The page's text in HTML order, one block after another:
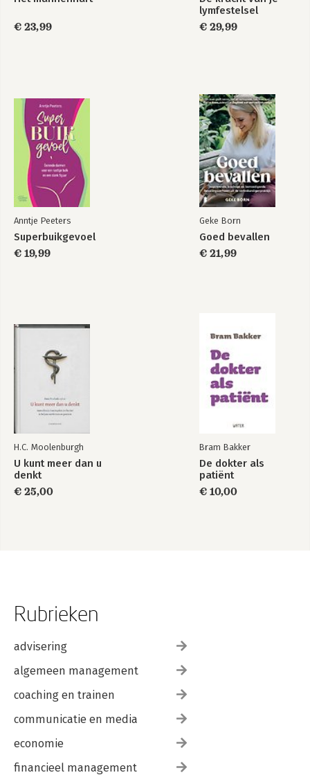
€ 23,99
lymfestelsel
€ 29,99
Anntje Peeters
Superbuikgevoel
€ 19,99
Geke Born
Goed bevallen
€ 21,99
H.C. Moolenburgh
U kunt meer dan u
denkt
€ 25,00
Bram Bakker
De dokter als
patiënt
€ 10,00
Rubrieken
advisering
algemeen management
coaching en trainen
communicatie en media
economie
financieel management